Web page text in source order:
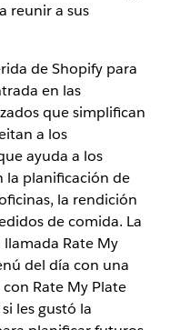
reunir a sus
de Shopify para
en las
que simplifican
a los
ayuda a los
la planificación de
la rendición
de comida. La
Rate My
del día con una
Rate My Plate
les gustó la